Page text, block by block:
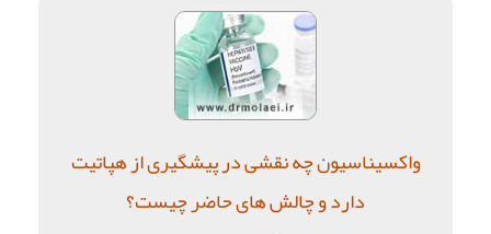
واکسیناسیون چه نقشی در پیشگیری از هپاتیت
دارد و چالش های حاضر چیست؟